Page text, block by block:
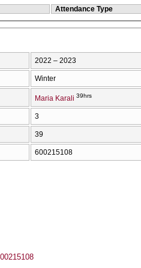
Attendance Type
2022 – 2023
Winter
Maria Karali 39hrs
3
39
600215108